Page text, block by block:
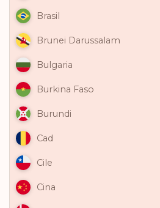
Brasil
Brunei Darussalam
Bulgaria
Burkina Faso
Burundi
Cad
Cile
Cina